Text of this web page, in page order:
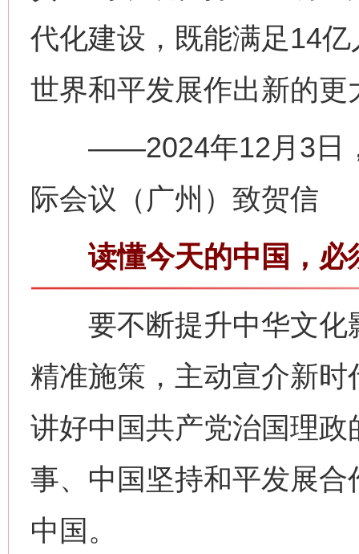
代化建设，既能满足14
世界和平发展作出新的更
——2024年12月3日，
际会议（广州）致贺信
读懂今天的中国，必
要不断提升中华文化
精准施策，主动宣介新
讲好中国共产党治国理
事、中国坚持和平发展
中国。